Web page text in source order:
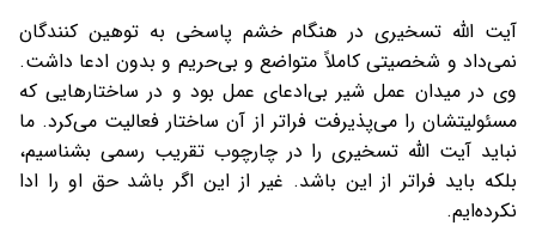
آیت الله تسخیری در هنگام خشم پاسخی به توهین کنندگان
نمی‌داد و شخصیتی کاملاً متواضع و بی‌حریم و بدون ادعا داشت.
وی در میدان عمل شیر بی‌ادعای عمل بود و در ساختارهایی که
مسئولیتشان را می‌پذیرفت فراتر از آن ساختار فعالیت می‌کرد. ما
نباید آیت الله تسخیری را در چارچوب تقریب رسمی بشناسیم،
بلکه باید فراتر از این باشد. غیر از این اگر باشد حق او را ادا
نکرده‌ایم.